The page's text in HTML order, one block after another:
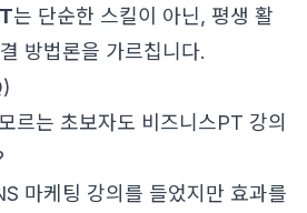
는 단순한 스킬이 아닌, 평생 활
방법론을 가르칩니다.
르는 초보자도 비즈니스PT 강의
마케팅 강의를 들었지만 효과를